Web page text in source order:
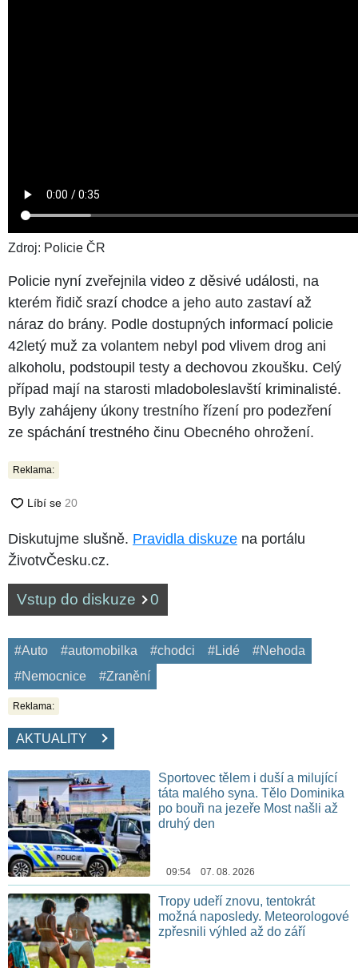
Zdroj: Policie ČR
Policie nyní zveřejnila video z děsivé události, na
kterém řidič srazí chodce a jeho auto zastaví až
náraz do brány. Podle dostupných informací policie
42letý muž za volantem nebyl pod vlivem drog ani
alkoholu, podstoupil testy a dechovou zkoušku. Celý
případ mají na starosti mladoboleslavští kriminalisté.
Byly zahájeny úkony trestního řízení pro podezření
ze spáchání trestného činu Obecného ohrožení.
Reklama:
Diskutujme slušně. Pravidla diskuze na portálu
ŽivotvČesku.cz.
Vstup do diskuze 0
#Auto #automobilka #chodci #Lidé
#Nehoda
#Nemocnice
#Zranění
Reklama:
AKTUALITY
Sportovec tělem i duší a milující
táta malého syna. Tělo Dominika
po bouři na jezeře Most našli až
druhý den
09:54 07. 08. 2026
Tropy udeří znovu, tentokrát
možná naposledy. Meteorologové
zpřesnili výhled až do září